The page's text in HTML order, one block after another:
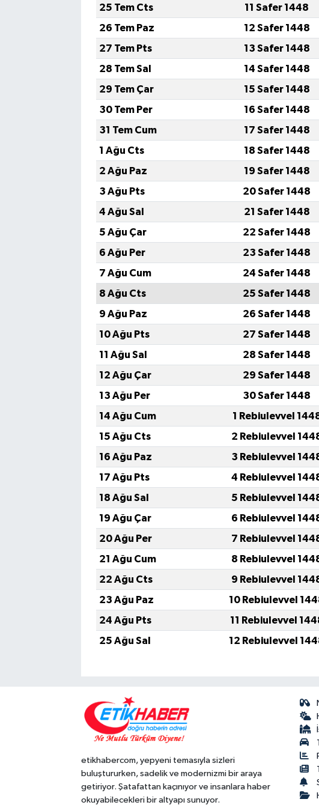
25 Tem Cts
11 Safer 1448
26 Tem Paz
12 Safer 1448
27 Tem Pts
13 Safer 1448
28 Tem Sal
14 Safer 1448
29 Tem Çar
15 Safer 1448
30 Tem Per
16 Safer 1448
31 Tem Cum
17 Safer 1448
1 Ağu Cts
18 Safer 1448
2 Ağu Paz
19 Safer 1448
3 Ağu Pts
20 Safer 1448
4 Ağu Sal
21 Safer 1448
5 Ağu Çar
22 Safer 1448
6 Ağu Per
23 Safer 1448
7 Ağu Cum
24 Safer 1448
8 Ağu Cts
25 Safer 1448
9 Ağu Paz
26 Safer 1448
10 Ağu Pts
27 Safer 1448
11 Ağu Sal
28 Safer 1448
12 Ağu Çar
29 Safer 1448
13 Ağu Per
30 Safer 1448
14 Ağu Cum
1 Rebiulevvel
15 Ağu Cts
2 Rebiulevvel
16 Ağu Paz
3 Rebiulevvel
17 Ağu Pts
4 Rebiulevvel
18 Ağu Sal
5 Rebiulevvel
19 Ağu Çar
6 Rebiulevvel
20 Ağu Per
7 Rebiulevvel
21 Ağu Cum
8 Rebiulevvel
22 Ağu Cts
9 Rebiulevvel
23 Ağu Paz
10 Rebiulevvel
24 Ağu Pts
11 Rebiulevvel
25 Ağu Sal
12 Rebiulevvel
etikhabercom, yepyeni temasıyla sizleri
buluştururken, sadelik ve modernizmi bir araya
getiriyor. Şatafattan kaçınıyor ve insanlara haber
okuyabilecekleri bir altyapı sunuyor.